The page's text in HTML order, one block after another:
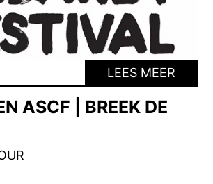
LEES MEER
ASCF | BREEK DE